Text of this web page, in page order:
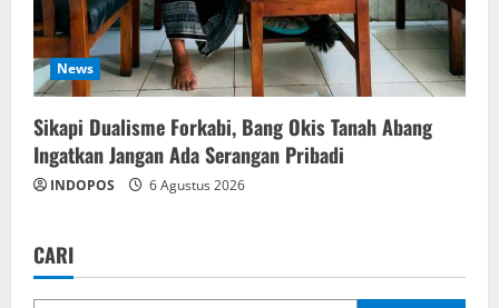
News
Sikapi Dualisme Forkabi, Bang Okis Tanah Abang
Ingatkan Jangan Ada Serangan Pribadi
INDOPOS 6 Agustus 2026
CARI